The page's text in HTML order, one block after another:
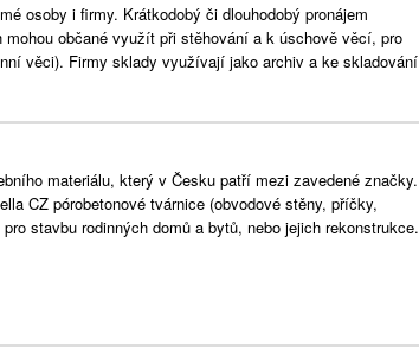
osoby i firmy. Krátkodobý či dlouhodobý pronájem
občané využít při stěhování a k úschově věcí, pro
věci). Firmy sklady využívají jako archiv a ke skladování
materiálu, který v Česku patří mezi zavedené značky.
CZ pórobetonové tvárnice (obvodové stěny, příčky,
stavbu rodinných domů a bytů, nebo jejich rekonstrukce.